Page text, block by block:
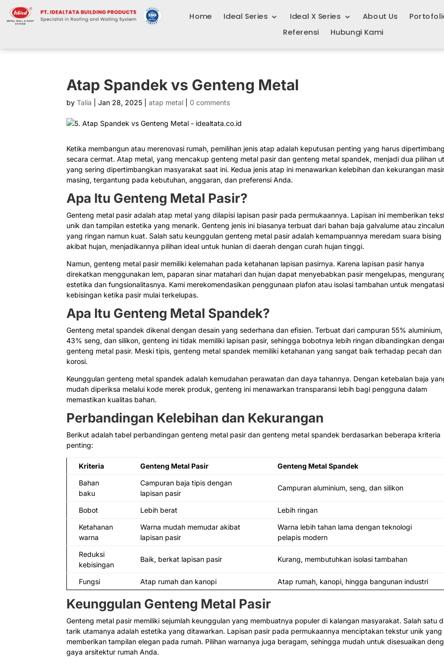
Home Ideal Series Ideal X Series About Us
Referensi
Hubungi Kami
Atap Spandek vs Genteng Metal
byTalia |Jan 28, 2025 |atap metal 0 comments
Ketika membangun atau merenovasi rumah, pemilihan jenis atap adalah keputusan penting yang harus
secara cermat. Atap metal, yang mencakup genteng metal pasir dan genteng metal spandek, menjadi dua pilihan
yang sering dipertimbangkan masyarakat saat ini. Kedua jenis atap ini menawarkan kelebihan dan kekurangan
masing, tergantung pada kebutuhan, anggaran, dan preferensi Anda.
Apa Itu Genteng Metal Pasir?
Genteng metal pasir adalah atap metal yang dilapisi lapisan pasir pada permukaannya. Lapisan ini memberikan
unik dan tampilan estetika yang menarik. Genteng jenis ini biasanya terbuat dari bahan baja galvalume atau
yang ringan namun kuat. Salah satu keunggulan genteng metal pasir adalah kemampuannya meredam suara bising
akibat hujan, menjadikannya pilihan ideal untuk hunian di daerah dengan curah hujan tinggi.
Namun, genteng metal pasir memiliki kelemahan pada ketahanan lapisan pasirnya. Karena lapisan pasir hanya
direkatkan menggunakan lem, paparan sinar matahari dan hujan dapat menyebabkan pasir mengelupas,
estetika dan fungsionalitasnya. Kami merekomendasikan penggunaan plafon atau isolasi tambahan untuk mengatasi
kebisingan ketika pasir mulai terkelupas.
Apa Itu Genteng Metal Spandek?
Genteng metal spandek dikenal dengan desain yang sederhana dan efisien. Terbuat dari campuran 55% aluminium,
43% seng, dan silikon, genteng ini tidak memiliki lapisan pasir, sehingga bobotnya lebih ringan dibandingkan
genteng metal pasir. Meski tipis, genteng metal spandek memiliki ketahanan yang sangat baik terhadap pecah dan
korosi.
Keunggulan genteng metal spandek adalah kemudahan perawatan dan daya tahannya. Dengan ketebalan baja
mudah diperiksa melalui kode merek produk, genteng ini menawarkan transparansi lebih bagi pengguna dalam
memastikan kualitas bahan.
Perbandingan Kelebihan dan Kekurangan
Berikut adalah tabel perbandingan genteng metal pasir dan genteng metal spandek berdasarkan beberapa kriteria
penting:
Kriteria Genteng Metal Pasir
Genteng Metal Spandek
Bahan
baku
Campuran baja tipis dengan
lapisan pasir
Campuran aluminium, seng, dan silikon
Bobot Lebih berat
Lebih ringan
Ketahanan
warna
Warna mudah memudar akibat
lapisan pasir
Warna lebih tahan lama dengan teknologi
pelapis modern
Reduksi
kebisingan
Baik, berkat lapisan pasir Kurang, membutuhkan isolasi tambahan
Fungsi Atap rumah dan kanopi Atap rumah, kanopi, hingga bangunan industri
Keunggulan Genteng Metal Pasir
Genteng metal pasir memiliki sejumlah keunggulan yang membuatnya populer di kalangan masyarakat. Salah satu
tarik utamanya adalah estetika yang ditawarkan. Lapisan pasir pada permukaannya menciptakan tekstur unik yang
memberikan tampilan elegan pada rumah. Pilihan warnanya juga beragam, sehingga mudah untuk disesuaikan
gaya arsitektur rumah Anda.